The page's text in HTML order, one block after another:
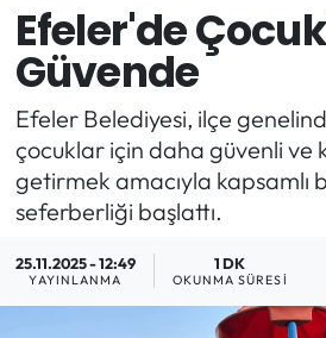
Efeler'de
Güvende
Efeler Belediyesi, ilçe
çocuklar için daha güvenli ve
getirmek amacıyla kapsamlı
seferberliği başlattı.
25.11.2025 - 12:49
YAYINLANMA
1 DK
OKUNMA SÜRESI